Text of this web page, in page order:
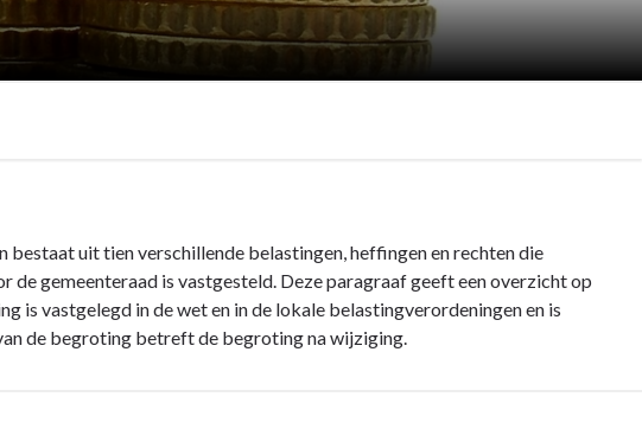
uit tien verschillende belastingen, heffingen en rechten die
gemeenteraad is vastgesteld. Deze paragraaf geeft een overzicht op
is vastgelegd in de wet en in de lokale belastingverordeningen en is
de begroting betreft de begroting na wijziging.